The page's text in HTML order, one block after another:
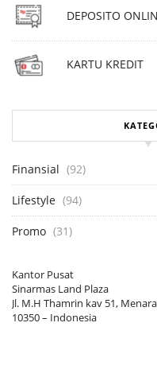
DEPOSITO
KARTU KREDIT
Finansial (92)
Lifestyle (94)
Promo (31)
Kantor Pusat
Sinarmas Land Plaza
Jl. M.H Thamrin kav 51,
10350 – Indonesia